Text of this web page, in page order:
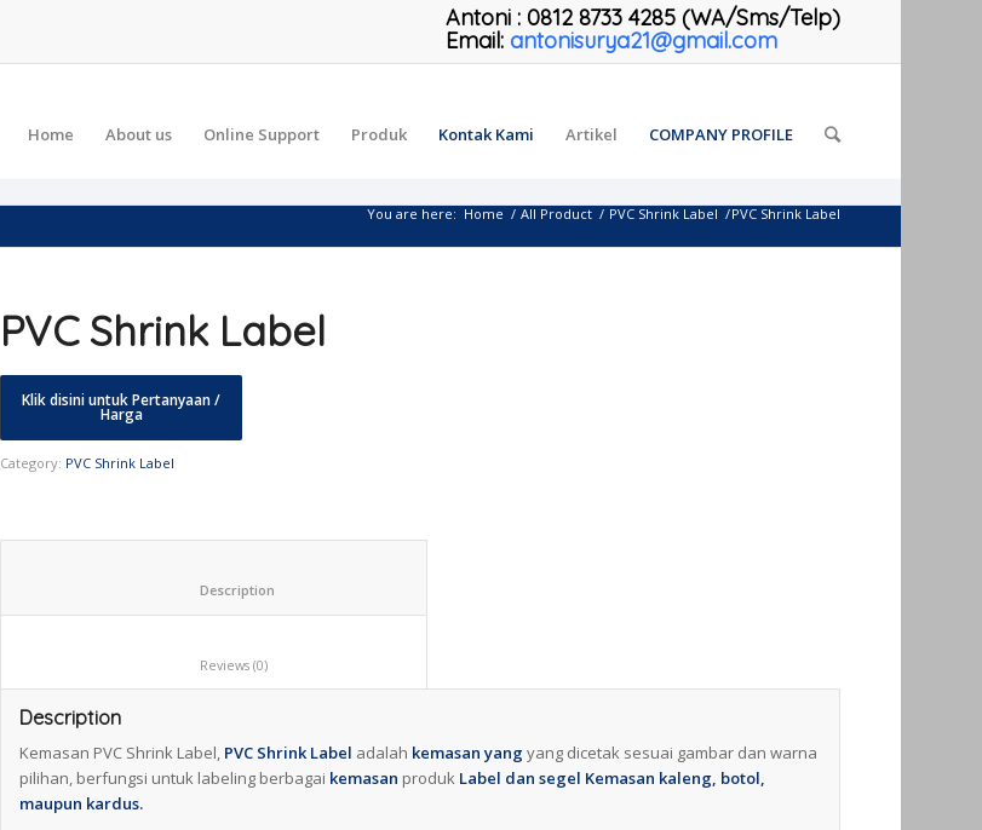
Antoni: 0812 8733 4285 (WA/Sms/Telp)
Email: antonisurya21@gmail.com
Home About us Online Support Produk Kontak Kami Artikel COMPANY PROFILE
You are here: Home / All Product / PVC Shrink Label /PVC Shrink Label
PVC Shrink Label
Category: PVC Shrink Label
Description
Kemasan PVC Shrink Label, PVC Shrink Label adalah kemasan yangyang dicetak sesuai gambar dan warna
pilihan, berfungsi untuk labeling berbagai kemasan produk Label dan segel Kemasan kaleng, botol,
maupun kardus.